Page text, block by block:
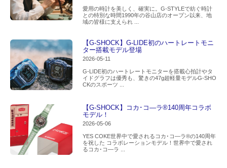
愛用の時計を美しく、確実に。G-STYLEで紡ぐ時計
との特別な時間1990年の谷山店のオープン以来、地
域の皆様に支えられ ...
【G-SHOCK】G-LIDE初のハートレートモニ
ター搭載モデル登場
2026-05-11
G-LIDE初のハートレートモニターを搭載心拍計やタ
イドグラフは優秀も、驚きの47g超軽量モデルG-SHO
CKのスポーツ ...
【G-SHOCK】コカ･コ―ラ®140周年コラボ
モデル！
2026-05-06
YES COKE世界中で愛されるコカ･コ―ラ®の140周年
を祝した コラボレーションモデル！世界中で愛され
るコカ･コ―ラ ...